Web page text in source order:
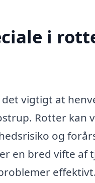
i
vigtigt at
Rotter kan
og
en bred vifte af
effektivt.